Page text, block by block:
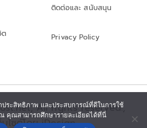
ติดต่อและ สนับสนุน
Privacy Policy
All rights reserved.,
บไซต์โดย iDesign
ประสิทธิภาพ และประสบการณ์ที่ดีในการใช้
คุณสามารถศึกษารายละเอียดได้ที่นี่